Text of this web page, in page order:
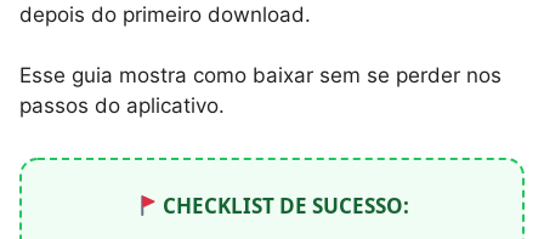
depois do primeiro download.
Esse guia mostra como baixar sem se perder nos
passos do aplicativo.
CHECKLIST DE SUCESSO: